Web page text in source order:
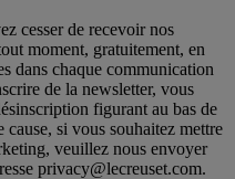
cesser de recevoir nos
moment, gratuitement, en
dans chaque communication
de la newsletter, vous
figurant au bas de
si vous souhaitez mettre
veuillez nous envoyer
privacy@lecreuset.com.